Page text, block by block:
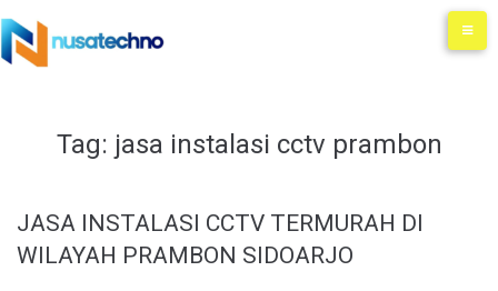
Tag: jasa instalasi cctv prambon
JASA INSTALASI CCTV TERMURAH DI
WILAYAH PRAMBON SIDOARJO